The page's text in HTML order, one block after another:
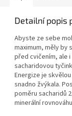
Detailní popis
Abyste ze sebe
maximum, měly by
před cvičením, ale
sacharidovou
Energize je
snadno žvýkala.
poměru sacharidů
minerální